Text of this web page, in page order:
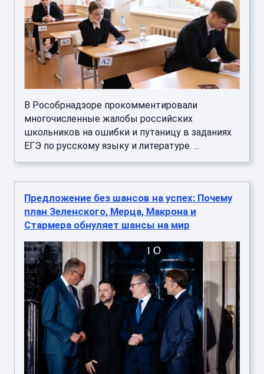
В Рособрнадзоре прокомментировали
многочисленные жалобы российских
школьников на ошибки и путаницу в заданиях
ЕГЭ по русскому языку и литературе. ...
Предложение без шансов на успех: Почему
план Зеленского, Мерца, Макрона и
Стармера обнуляет шансы на мир